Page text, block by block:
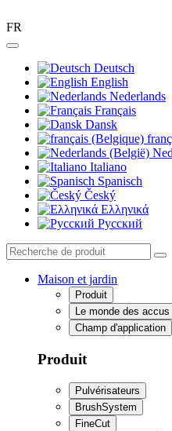
FR
Deutsch
English
Nederlands
Français
Dansk
Italiano
Spanisch
Český
Ελληνικά
Pусский
Maison et jardin
Produit
Le monde des accus
Champ d'application
Produit
Pulvérisateurs
BrushSystem
FineCut